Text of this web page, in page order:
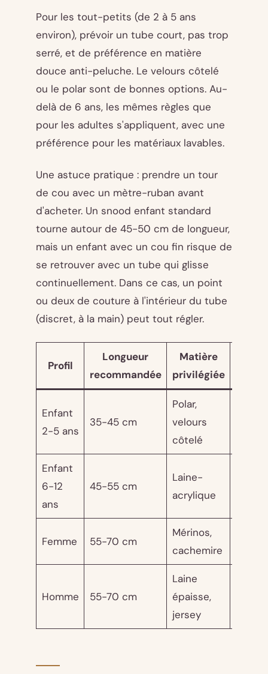
Pour les tout-petits (de 2 à 5 ans
environ), prévoir un tube court, pas trop
serré, et de préférence en matière
douce anti-peluche. Le velours côtelé
ou le polar sont de bonnes options. Au-
delà de 6 ans, les mêmes règles que
pour les adultes s'appliquent, avec une
préférence pour les matériaux lavables.
Une astuce pratique : prendre un tour
de cou avec un mètre-ruban avant
d'acheter. Un snood enfant standard
tourne autour de 45-50 cm de longueur,
mais un enfant avec un cou fin risque de
se retrouver avec un tube qui glisse
continuellement. Dans ce cas, un point
ou deux de couture à l'intérieur du tube
(discret, à la main) peut tout régler.
Profil
Longueur
recommandée
Matière
privilégiée
Enfant
2-5 ans
35-45 cm
Polar,
velours
côtelé
Enfant
6-12
ans
45-55 cm
Laine-
acrylique
Femme 55-70 cm
Mérinos,
cachemire
Homme 55-70 cm
Laine
épaisse,
jersey